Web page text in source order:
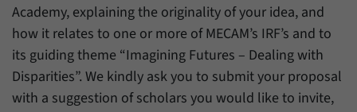
Academy, explaining the originality of your idea, and
how it relates to one or more of MECAM’s IRF’s and to
its guiding theme “Imagining Futures – Dealing with
Disparities”. We kindly ask you to submit your proposal
with a suggestion of scholars you would like to invite,